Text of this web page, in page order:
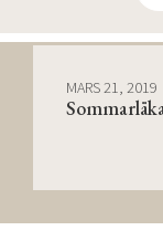
MARS 21, 2019